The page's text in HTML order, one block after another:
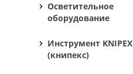
Осветительное
оборудование
Инструмент KNIPEX
(книпекс)